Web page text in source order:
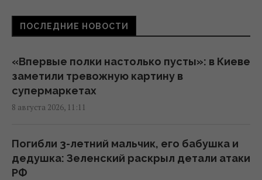
и лишь 15% баллистических ракет, – отчет
05:31 суббота, 08 августа 2026
Зеленский отреагировал на принятие
против РФ
23:53 пятница, 07 августа 2026
ПОСЛЕДНИЕ НОВОСТИ
«Впервые полки настолько пусты»: в Киеве
заметили тревожную картину в
супермаркетах
8 августа 2026, 11:11
Погибли 3-летний мальчик, его бабушка и
дедушка: Зеленский раскрыл детали атаки
РФ